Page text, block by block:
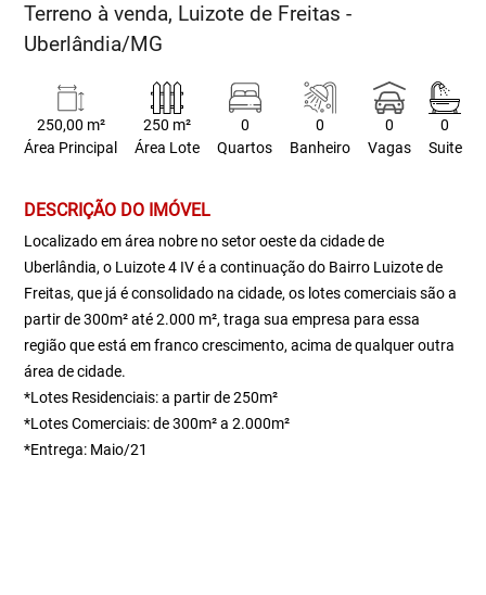
Terreno à venda, Luizote de Freitas -
Uberlândia/MG
250,00 m²
Área Principal
250 m²
Área Lote
0
Quartos
0
Banheiro
0
Vagas
0
Suite
DESCRIÇÃO DO IMÓVEL
Localizado em área nobre no setor oeste da cidade de
Uberlândia, o Luizote 4 IV é a continuação do Bairro Luizote de
Freitas, que já é consolidado na cidade, os lotes comerciais são a
partir de 300m² até 2.000 m², traga sua empresa para essa
região que está em franco crescimento, acima de qualquer outra
área de cidade.
*Lotes Residenciais: a partir de 250m²
*Lotes Comerciais: de 300m² a 2.000m²
*Entrega: Maio/21